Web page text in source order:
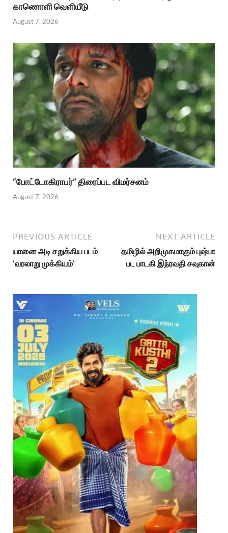
காணொளி வெளியீடு
August 7, 2026
“போட்டோகிராபர்” திரைப்பட விமர்சனம்
August 7, 2026
PREVIOUS ARTICLE
யானை அடி சறுக்கிய படம்
‘வரலாறு முக்கியம்’
NEXT ARTICLE
தமிழில் அறிமுகமாகும் புஷ்பா
பட பாடகி இந்ரவதி சவுகான்